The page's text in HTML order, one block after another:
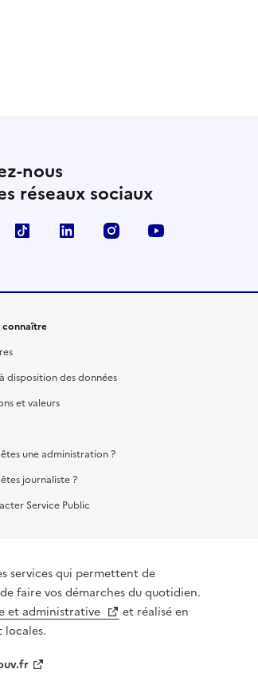
nous
réseaux sociaux
FacebookTikTok LinkedIn Instagram
connaître
disposition des données
et valeurs
une administration ?
journaliste ?
Service Public
services qui permettent de
faire vos démarches du quotidien.
et administrative
et réalisé en
locales.